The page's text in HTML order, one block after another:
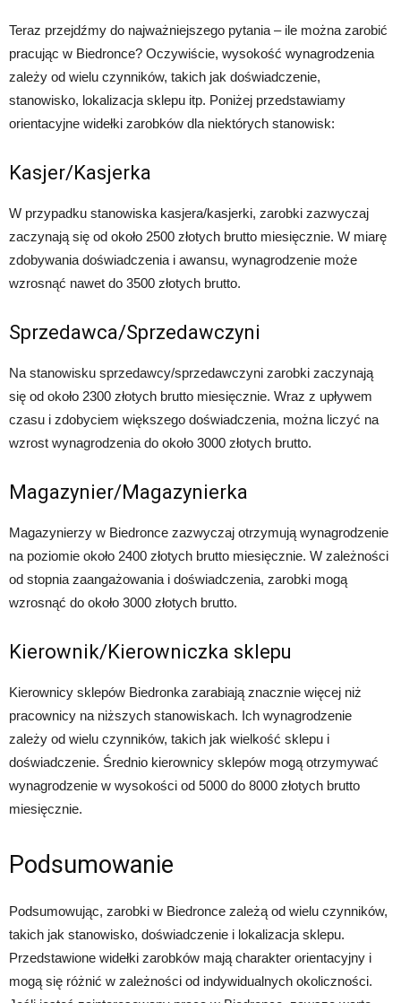
Teraz przejdźmy do najważniejszego pytania – ile można zarobić
pracując w Biedronce? Oczywiście, wysokość wynagrodzenia
zależy od wielu czynników, takich jak doświadczenie,
stanowisko, lokalizacja sklepu itp. Poniżej przedstawiamy
orientacyjne widełki zarobków dla niektórych stanowisk:
Kasjer/Kasjerka
W przypadku stanowiska kasjera/kasjerki, zarobki zazwyczaj
zaczynają się od około 2500 złotych brutto miesięcznie. W miarę
zdobywania doświadczenia i awansu, wynagrodzenie może
wzrosnąć nawet do 3500 złotych brutto.
Sprzedawca/Sprzedawczyni
Na stanowisku sprzedawcy/sprzedawczyni zarobki zaczynają
się od około 2300 złotych brutto miesięcznie. Wraz z upływem
czasu i zdobyciem większego doświadczenia, można liczyć na
wzrost wynagrodzenia do około 3000 złotych brutto.
Magazynier/Magazynierka
Magazynierzy w Biedronce zazwyczaj otrzymują wynagrodzenie
na poziomie około 2400 złotych brutto miesięcznie. W zależności
od stopnia zaangażowania i doświadczenia, zarobki mogą
wzrosnąć do około 3000 złotych brutto.
Kierownik/Kierowniczka sklepu
Kierownicy sklepów Biedronka zarabiają znacznie więcej niż
pracownicy na niższych stanowiskach. Ich wynagrodzenie
zależy od wielu czynników, takich jak wielkość sklepu i
doświadczenie. Średnio kierownicy sklepów mogą otrzymywać
wynagrodzenie w wysokości od 5000 do 8000 złotych brutto
miesięcznie.
Podsumowanie
Podsumowując, zarobki w Biedronce zależą od wielu czynników,
takich jak stanowisko, doświadczenie i lokalizacja sklepu.
Przedstawione widełki zarobków mają charakter orientacyjny i
mogą się różnić w zależności od indywidualnych okoliczności.